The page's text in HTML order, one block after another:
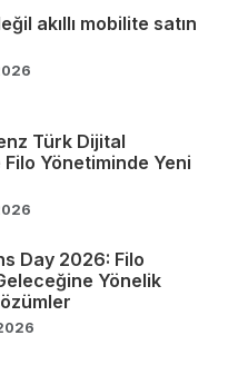
akıllı mobilite satın
Türk Dijital
Yönetiminde Yeni
Day 2026: Filo
Yönelik